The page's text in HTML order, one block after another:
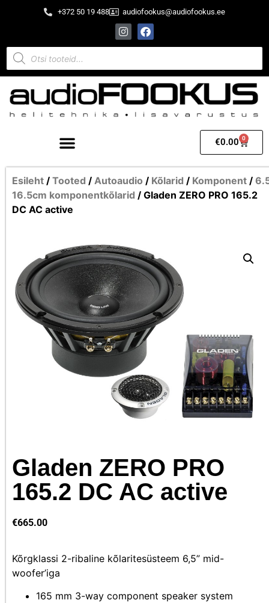
+372 50 19 488 audiofookus@audiofookus.ee
€0.00 0
Esileht / Tooted / Autoaudio / Kõlarid / Komponent /
16.5cm komponentkõlarid / Gladen ZERO PRO 165.2
DC AC active
Gladen ZERO PRO
165.2 DC AC active
€665.00
Kõrgklassi 2-ribaline kõlaritesüsteem 6,5” mid-
woofer’iga
165 mm 3-way component speaker system